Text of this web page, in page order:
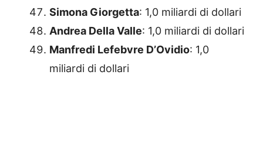
Simona Giorgetta: 1,0 miliardi di dollari
Andrea Della Valle: 1,0 miliardi di dollari
Manfredi Lefebvre D’Ovidio: 1,0
miliardi di dollari